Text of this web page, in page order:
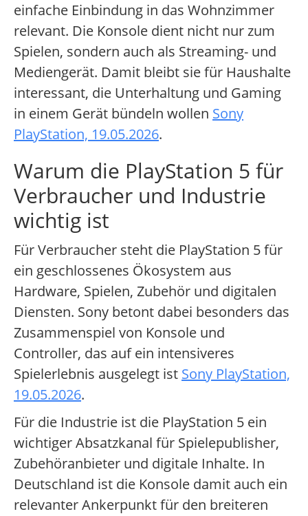
einfache Einbindung in das Wohnzimmer
relevant. Die Konsole dient nicht nur zum
Spielen, sondern auch als Streaming- und
Mediengerät. Damit bleibt sie für Haushalte
interessant, die Unterhaltung und Gaming
in einem Gerät bündeln wollen Sony
PlayStation, 19.05.2026.
Warum die PlayStation 5 für
Verbraucher und Industrie
wichtig ist
Für Verbraucher steht die PlayStation 5 für
ein geschlossenes Ökosystem aus
Hardware, Spielen, Zubehör und digitalen
Diensten. Sony betont dabei besonders das
Zusammenspiel von Konsole und
Controller, das auf ein intensiveres
Spielerlebnis ausgelegt ist Sony PlayStation,
19.05.2026.
Für die Industrie ist die PlayStation 5 ein
wichtiger Absatzkanal für Spielepublisher,
Zubehöranbieter und digitale Inhalte. In
Deutschland ist die Konsole damit auch ein
relevanter Ankerpunkt für den breiteren